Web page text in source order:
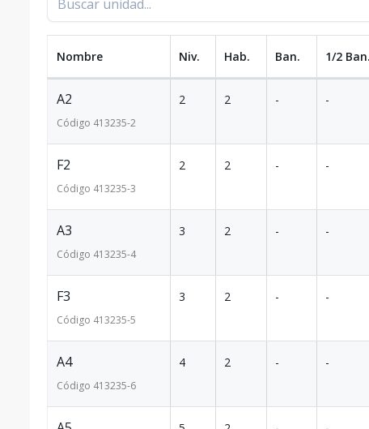
Nombre Niv. Hab. Ban. 1/2 Ban.
A2
Código 413235-2
2 2 - -
F2
Código 413235-3
2 2 - -
A3
Código 413235-4
3 2 - -
F3
Código 413235-5
3 2 - -
A4
Código 413235-6
4 2 - -